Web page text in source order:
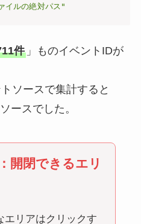
イルの絶対パス"
件」ものイベントIDが
ソースで集計すると
ースでした。
開閉できるエリ
エリアはクリックす